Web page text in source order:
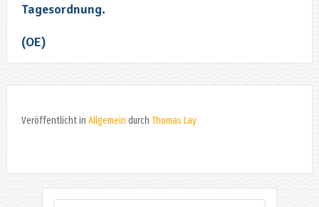
Tagesordnung.
(OE)
Veröffentlicht in Allgemein durch Thomas Lay